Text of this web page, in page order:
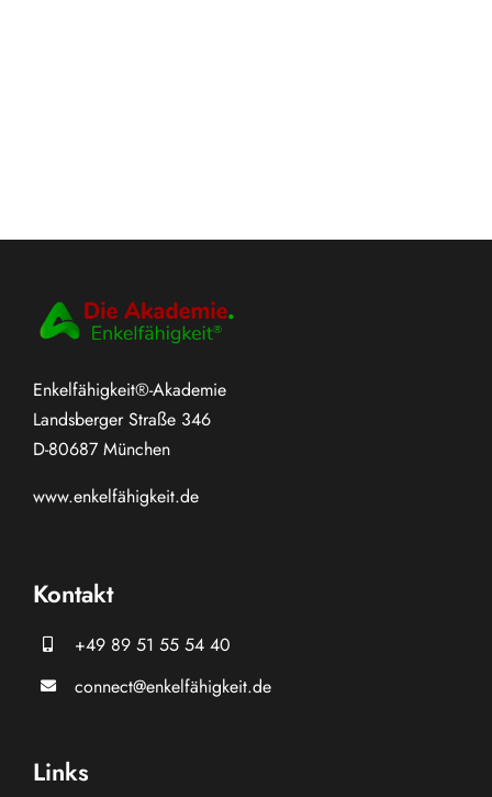
Enkelfähigkeit®-Akademie
Landsberger Straße 346
D-80687 München
www.enkelfähigkeit.de
Kontakt
+49 89 51 55 54 40
connect@enkelfähigkeit.de
Links